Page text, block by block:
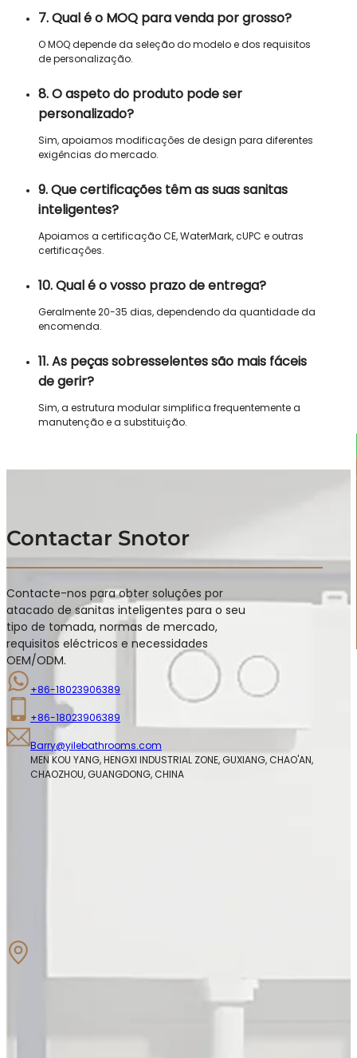
7. Qual é o MOQ para venda por grosso?
O MOQ depende da seleção do modelo e dos requisitos
de personalização.
8. O aspeto do produto pode ser
personalizado?
Sim, apoiamos modificações de design para diferentes
exigências do mercado.
9. Que certificações têm as suas sanitas
inteligentes?
Apoiamos a certificação CE, WaterMark, cUPC e outras
certificações.
10. Qual é o vosso prazo de entrega?
Geralmente 20-35 dias, dependendo da quantidade da
encomenda.
11. As peças sobresselentes são mais fáceis
de gerir?
Sim, a estrutura modular simplifica frequentemente a
manutenção e a substituição.
Contactar Snotor
Contacte-nos para obter soluções por
atacado de sanitas inteligentes para o seu
tipo de tomada, normas de mercado,
requisitos eléctricos e necessidades
OEM/ODM.
+86-18023906389
+86-18023906389
Barry@yilebathrooms.com
MEN KOU YANG, HENGXI INDUSTRIAL ZONE, GUXIANG, CHAO'AN,
CHAOZHOU, GUANGDONG, CHINA